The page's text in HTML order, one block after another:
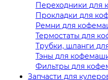
Переходники для
Прокладки для
Ремни для
Термостаты для
Трубки, шланги
Тэны для
Фильтры для
Запчасти для